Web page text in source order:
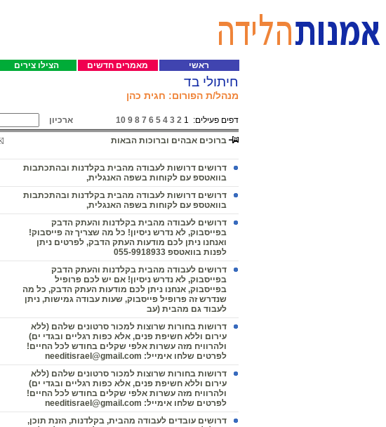
הצילו צירים מאמרים חדשים ראשי
חיתולי בד
מנהל/ת הפורום: חגית כהן
דפים פעילים: 2
3
4
5
6
7
8
9
10 ארכיון
ברוכים אבהים וברוכות הבאות
דרושים דרושות לעבודה מהבית בקלדנות ובהתכתבות
בוואטספ עם לקוחות בשפה האנגלית,
דרושים דרושות לעבודה מהבית בקלדנות ובהתכתבות
בוואטספ עם לקוחות בשפה האנגלית,
דרושים לעבודה מהבית בקלדנות והעתק הדבק
בפייסבוק, לא נדרש ניסיון! כל מה שצריך זה פייסבוק!
ואנחנו ניתן לכם מודעות העתק הדבק, לפרטים ניתן
לפנות בוואטספ 055-9918933
דרושים לעבודה מהבית בקלדנות והעתק הדבק
בפייסבוק, לא נדרש ניסיון! אם יש לכם פרופיל
בפייסבוק, אנחנו ניתן לכם מודעות העתק הדבק, כל מה
שנדרש זה פרופיל פייסבוק, שעות עבודה גמישות, ניתן
לעבוד גם מהבית (עב
דרושות בחורות שרוצות למכור סרטונים שלהם (ללא
עירום וללא חשיפת פנים, אלא כפות רגליים ובגדי ים)
ולהרוויח מזה עשרות אלפי שקלים בחודש לכל החיים!
לפרטים שלחו אימייל: needitisrael@gmail.com
דרושות בחורות שרוצות למכור סרטונים שלהם (ללא
עירום וללא חשיפת פנים, אלא כפות רגליים ובגדי ים)
ולהרוויח מזה עשרות אלפי שקלים בחודש לכל החיים!
לפרטים שלחו אימייל: needitisrael@gmail.com
דרושים עובדים לעבודה מהבית, בקלדנות, הזנת תוכן,